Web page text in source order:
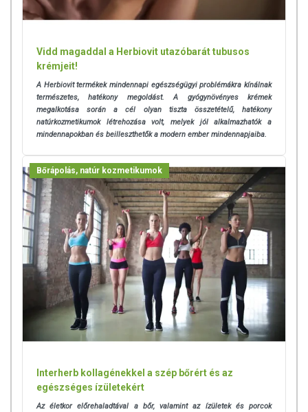
Vidd magaddal a Herbiovit utazóbarát tubusos
krémjeit!
A Herbiovit termékek mindennapi egészségügyi problémákra kínálnak
természetes, hatékony megoldást. A gyógynövényes krémek
megalkotása során a cél olyan tiszta összetételű, hatékony
natúrkozmetikumok létrehozása volt, melyek jól alkalmazhatók a
mindennapokban és beilleszthetők a modern ember mindennapjaiba.
Bőrápolás, natúr kozmetikumok
Interherb kollagénekkel a szép bőrért és az
egészséges ízületekért
Az életkor előrehaladtával a bőr, valamint az ízületek és porcok